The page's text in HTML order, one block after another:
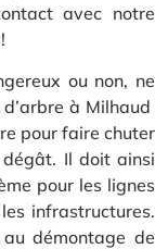
avec notre
ou non, ne
à Milhaud
pour faire chuter
dégât. Il doit ainsi
pour les lignes
infrastructures.
démontage de